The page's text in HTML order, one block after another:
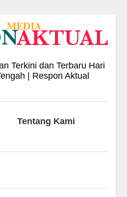
Terkini dan Terbaru Hari
| Respon Aktual
Tentang Kami